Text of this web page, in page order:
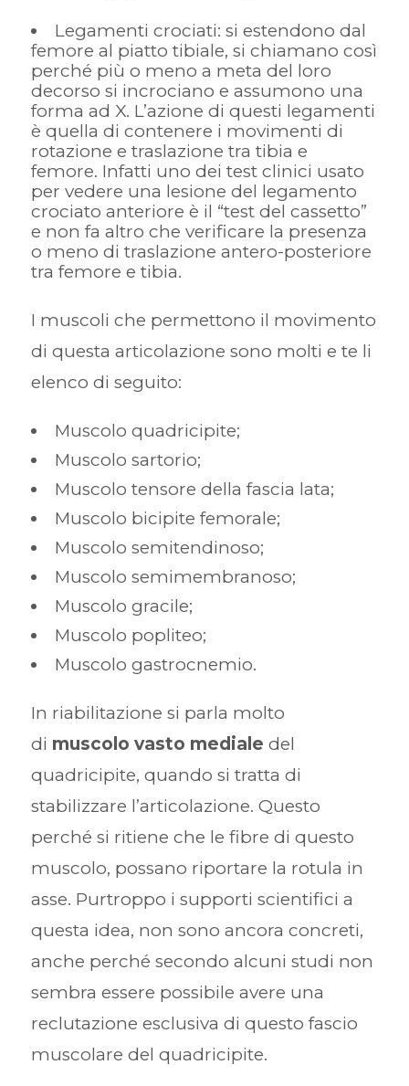
Legamenti crociati: si estendono dal
femore al piatto tibiale, si chiamano così
perché più o meno a meta del loro
decorso si incrociano e assumono una
forma ad X. L’azione di questi legamenti
è quella di contenere i movimenti di
rotazione e traslazione tra tibia e
femore. Infatti uno dei test clinici usato
per vedere una lesione del legamento
crociato anteriore è il “test del cassetto”
e non fa altro che verificare la presenza
o meno di traslazione antero-posteriore
tra femore e tibia.
I muscoli che permettono il movimento
di questa articolazione sono molti e te li
elenco di seguito:
Muscolo quadricipite;
Muscolo sartorio;
Muscolo tensore della fascia lata;
Muscolo bicipite femorale;
Muscolo semitendinoso;
Muscolo semimembranoso;
Muscolo gracile;
Muscolo popliteo;
Muscolo gastrocnemio.
In riabilitazione si parla molto
di muscolo vasto mediale del
quadricipite, quando si tratta di
stabilizzare l’articolazione. Questo
perché si ritiene che le fibre di questo
muscolo, possano riportare la rotula in
asse. Purtroppo i supporti scientifici a
questa idea, non sono ancora concreti,
anche perché secondo alcuni studi non
sembra essere possibile avere una
reclutazione esclusiva di questo fascio
muscolare del quadricipite.